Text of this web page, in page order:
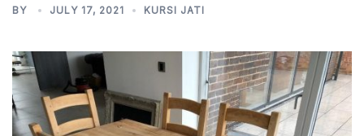
BY JULY 17, 2021 KURSI JATI